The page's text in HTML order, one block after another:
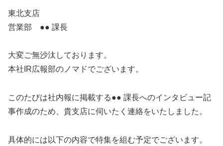
東北支店
営業部 ●● 課長
大変ご無沙汰しております。
本社IR広報部のノマドでございます。
このたびは社内報に掲載する●● 課長へのインタビュー記
事作成のため、貴支店に伺いたく連絡をいたしました。
具体的には以下の内容で特集を組む予定でございます。